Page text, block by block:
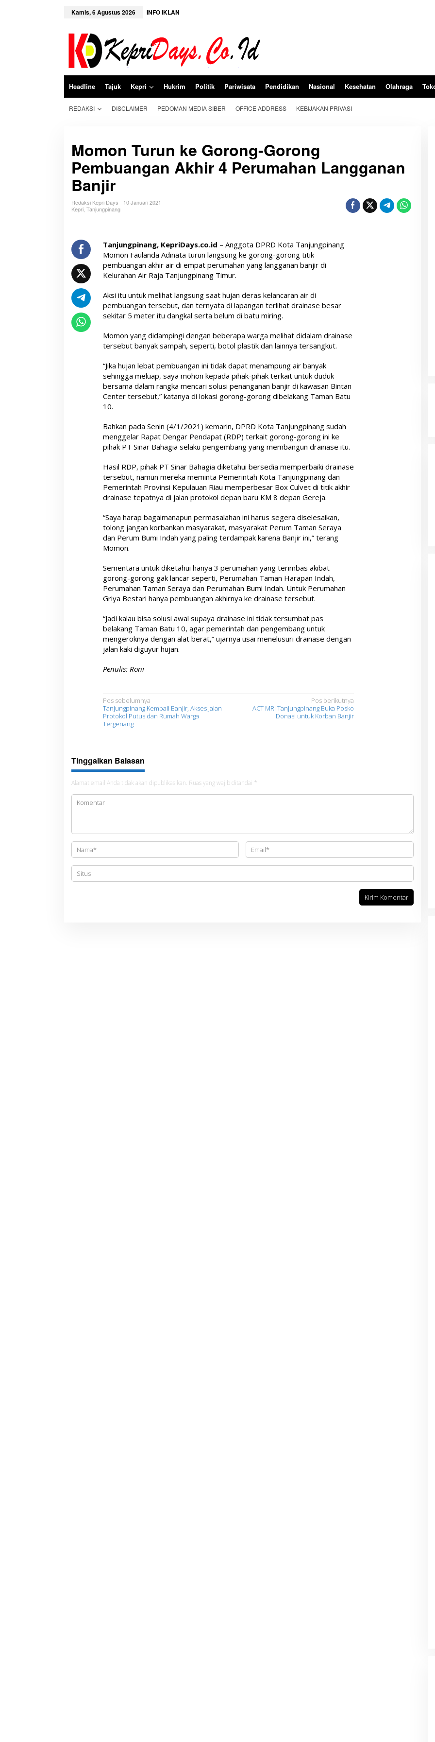
Kamis, 6 Agustus 2026 INFO IKLAN
Headline Tajuk Kepri Hukrim Politik Pariwisata Pendidikan Nasional Kesehatan Olahraga
REDAKSI DISCLAIMER PEDOMAN MEDIA SIBER OFFICE ADDRESS KEBIJAKAN PRIVASI
Momon Turun ke Gorong-Gorong
Pembuangan Akhir 4 Perumahan Langganan
Banjir
Redaksi Kepri Days
10 Januari 2021
Kepri Tanjungpinang
Tanjungpinang, KepriDays.co.id – Anggota DPRD Kota Tanjungpinang
Momon Faulanda Adinata turun langsung ke gorong-gorong titik
pembuangan akhir air di empat perumahan yang langganan banjir di
Kelurahan Air Raja Tanjungpinang Timur.
Aksi itu untuk melihat langsung saat hujan deras kelancaran air di
pembuangan tersebut, dan ternyata di lapangan terlihat drainase besar
sekitar 5 meter itu dangkal serta belum di batu miring.
Momon yang didampingi dengan beberapa warga melihat didalam drainase
tersebut banyak sampah, seperti, botol plastik dan lainnya tersangkut.
“Jika hujan lebat pembuangan ini tidak dapat menampung air banyak
sehingga meluap, saya mohon kepada pihak-pihak terkait untuk duduk
bersama dalam rangka mencari solusi penanganan banjir di kawasan Bintan
Center tersebut,” katanya di lokasi gorong-gorong dibelakang Taman Batu
10.
Bahkan pada Senin (4/1/2021) kemarin, DPRD Kota Tanjungpinang sudah
menggelar Rapat Dengar Pendapat (RDP) terkait gorong-gorong ini ke
pihak PT Sinar Bahagia selaku pengembang yang membangun drainase itu.
Hasil RDP, pihak PT Sinar Bahagia diketahui bersedia memperbaiki drainase
tersebut, namun mereka meminta Pemerintah Kota Tanjungpinang dan
Pemerintah Provinsi Kepulauan Riau memperbesar Box Culvet di titik akhir
drainase tepatnya di jalan protokol depan baru KM 8 depan Gereja.
“Saya harap bagaimanapun permasalahan ini harus segera diselesaikan,
tolong jangan korbankan masyarakat, masyarakat Perum Taman Seraya
dan Perum Bumi Indah yang paling terdampak karena Banjir ini,” terang
Momon.
Sementara untuk diketahui hanya 3 perumahan yang terimbas akibat
gorong-gorong gak lancar seperti, Perumahan Taman Harapan Indah,
Perumahan Taman Seraya dan Perumahan Bumi Indah. Untuk Perumahan
Griya Bestari hanya pembuangan akhirnya ke drainase tersebut.
“Jadi kalau bisa solusi awal supaya drainase ini tidak tersumbat pas
belakang Taman Batu 10, agar pemerintah dan pengembang untuk
mengeroknya dengan alat berat,” ujarnya usai menelusuri drainase dengan
jalan kaki diguyur hujan.
Penulis: Roni
N
a
v
g
a
s
i
s
Pos sebelumnya
Tanjungpinang Kembali Banjir, Akses Jalan
Protokol Putus dan Rumah Warga
Tergenang
Pos berikutnya
ACT MRI Tanjungpinang Buka Posko
Donasi untuk Korban Banjir
Tinggalkan Balasan
Alamat email Anda tidak akan dipublikasikan. Ruas yang wajib ditandai *